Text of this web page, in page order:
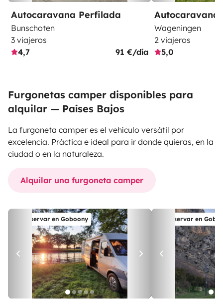
Autocaravana Perfilada
Bunschoten
3 viajeros
4,7
91 €/día
Autocaravana
Wageningen
2 viajeros
5,0
Furgonetas camper disponibles para
alquilar — Países Bajos
La furgoneta camper es el vehículo versátil por
excelencia. Práctica e ideal para ir donde quieras, en la
ciudad o en la naturaleza.
Alquilar una furgoneta camper
Reservar en Goboony Reservar en